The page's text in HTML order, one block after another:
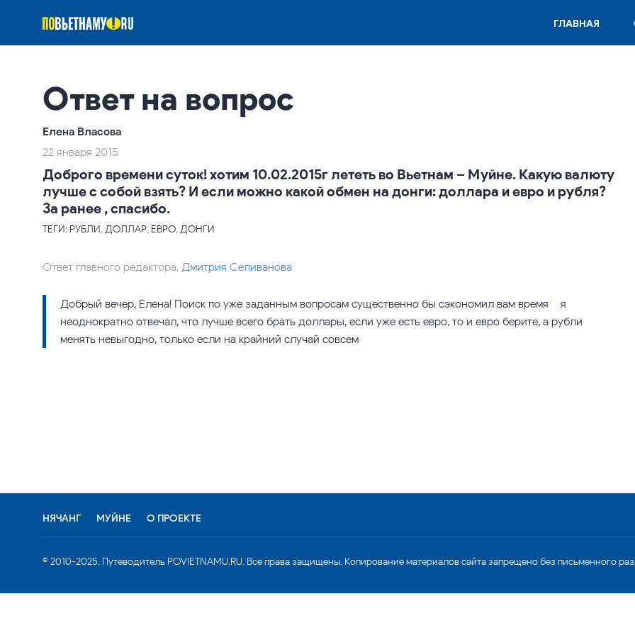
ГЛАВНАЯ
Ответ на вопрос
Елена Власова
22 января 2015
Доброго времени суток! хотим 10.02.2015г лететь во Вьетнам – Муйне. Какую валюту
лучше с собой взять? И если можно какой обмен на донги: доллара и евро и рубля?
За ранее , спасибо.
ТЕГИ: РУБЛИ, ДОЛЛАР, ЕВРО, ДОНГИ
Ответ главного редактора, Дмитрия Селиванова
Добрый вечер, Елена! Поиск по уже заданным вопросам существенно бы сэкономил вам время – я
неоднократно отвечал, что лучше всего брать доллары, если уже есть евро, то и евро берите, а рубли
менять невыгодно, только если на крайний случай совсем
НЯЧАНГ МУЙНЕ О ПРОЕКТЕ
© 2010-2025. Путеводитель POVIETNAMU.RU. Все права защищены. Копирование материалов сайта запрещено без письменного